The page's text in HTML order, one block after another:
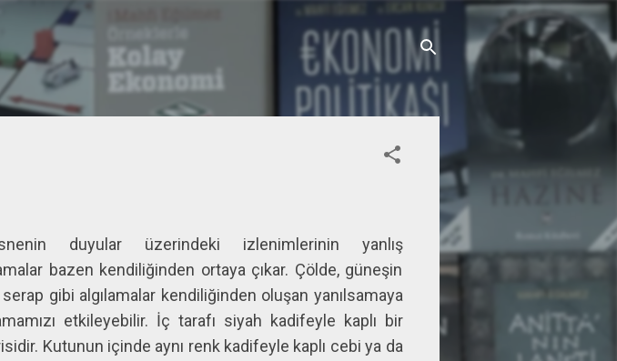
atla
duyular üzerindeki izlenimlerinin yanlış
bazen kendiliğinden ortaya çıkar. Çölde, güneşin
gibi algılamalar kendiliğinden oluşan yanılsamaya
etkileyebilir. İç tarafı siyah kadifeyle kaplı bir
Kutunun içinde aynı renk kadifeyle kaplı cebi ya da